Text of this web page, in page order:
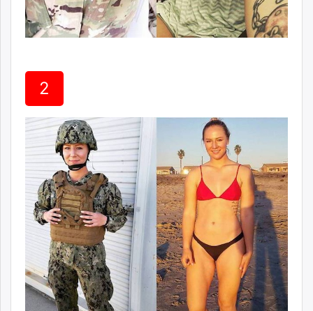
unuudur.mn
isee.mn
itoim.mn
tumen.mn
shuum.mn
times.mn
tvmongolia.mn
mass.mn
unegui.mn
assa.mn
toim.mn
tac.mn
paparazzi.mn
unread.today
2